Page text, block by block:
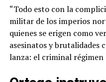
“Todo esto con la
militar de los imperios
quienes se erigen como
asesinatos y brutalidades
lanza: el criminal régimen